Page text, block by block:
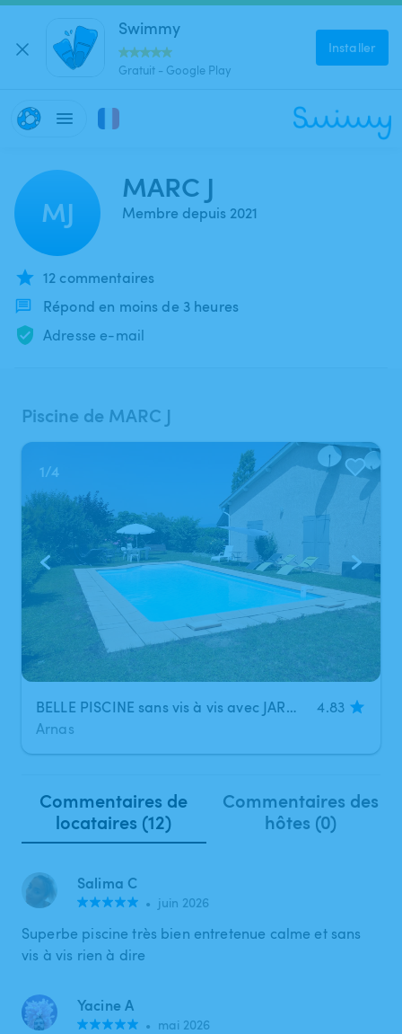
Swimmy
Gratuit - Google Play
Installer
MJ
MARC J
Membre depuis 2021
12 commentaires
Répond en moins de 3 heures
Adresse e-mail
Piscine de MARC J
1/4
BELLE PISCINE sans vis à vis avec JARDIN OMBRAGE minimum 2 pers, maximun 5 pers, 3 heures minimun
4.83
Arnas
Commentaires de
locataires (12)
Commentaires des
hôtes (0)
Salima C
• juin 2026
Superbe piscine très bien entretenue calme et sans
vis à vis rien à dire
Yacine A
• mai 2026